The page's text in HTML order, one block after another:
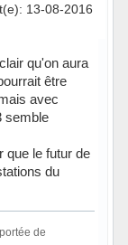
13-08-2016
qu'on aura
être
avec
semble
que le futur de
du
de